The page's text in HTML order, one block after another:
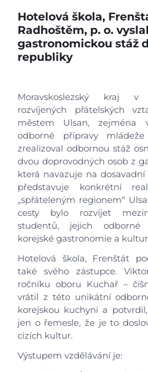
Hotelová škola,
Radhoštěm, p. o.
gastronomickou stáž
republiky
Moravskoslezský kraj
rozvíjených přátelských
městem Ulsan, zejména
odborné přípravy
zrealizoval odbornou stáž
dvou doprovodných osob z
která navazuje na
představuje konkrétní
„spřáteleným regionem“
cesty bylo rozvíjet
studentů, jejich odborné
korejské gastronomie a
Hotelová škola, Frenštát
také svého zástupce.
ročníku oboru Kuchař –
vrátil z této unikátní
korejskou kuchyni a
jen o řemesle, že je to
cizích kultur.
Výstupem vzdělávání je: